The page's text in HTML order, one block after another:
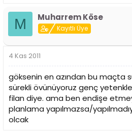
M Muharrem Köse
Kayıtlı Üye
4 Kas 2011
göksenin en azından bu maçta
sürekli övünüyoruz genç
filan diye. ama ben endişe
planlama yapılmazsa/
olcak